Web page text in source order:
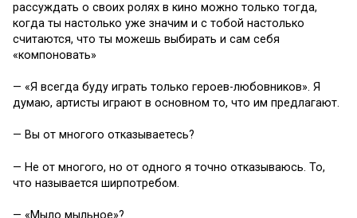
рассуждать о своих ролях в кино можно только тогда,
когда ты настолько уже значим и с тобой настолько
считаются, что ты можешь выбирать и сам себя
«компоновать»
— «Я всегда буду играть только героев-любовников». Я
думаю, артисты играют в основном то, что им предлагают.
— Вы от многого отказываетесь?
— Не от многого, но от одного я точно отказываюсь. То,
что называется ширпотребом.
— «Мыло мыльное»?